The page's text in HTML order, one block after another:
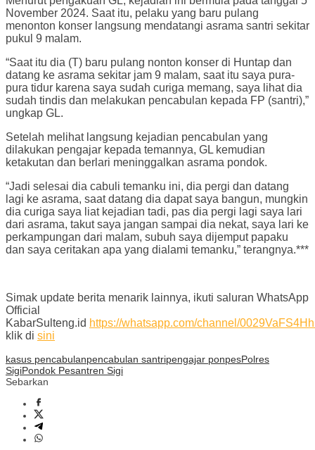
November 2024. Saat itu, pelaku yang baru pulang
menonton konser langsung mendatangi asrama santri sekitar
pukul 9 malam.
“Saat itu dia (T) baru pulang nonton konser di Huntap dan
datang ke asrama sekitar jam 9 malam, saat itu saya pura-
pura tidur karena saya sudah curiga memang, saya lihat dia
sudah tindis dan melakukan pencabulan kepada FP (santri),”
ungkap GL.
Setelah melihat langsung kejadian pencabulan yang
dilakukan pengajar kepada temannya, GL kemudian
ketakutan dan berlari meninggalkan asrama pondok.
“Jadi selesai dia cabuli temanku ini, dia pergi dan datang
lagi ke asrama, saat datang dia dapat saya bangun, mungkin
dia curiga saya liat kejadian tadi, pas dia pergi lagi saya lari
dari asrama, takut saya jangan sampai dia nekat, saya lari ke
perkampungan dari malam, subuh saya dijemput papaku
dan saya ceritakan apa yang dialami temanku,” terangnya.***
Simak update berita menarik lainnya, ikuti saluran WhatsApp
Official
KabarSulteng.id https://whatsapp.com/channel/
klik di sini
kasus pencabulanpencabulan santripengajar ponpesPolres
SigiPondok Pesantren Sigi
Sebarkan